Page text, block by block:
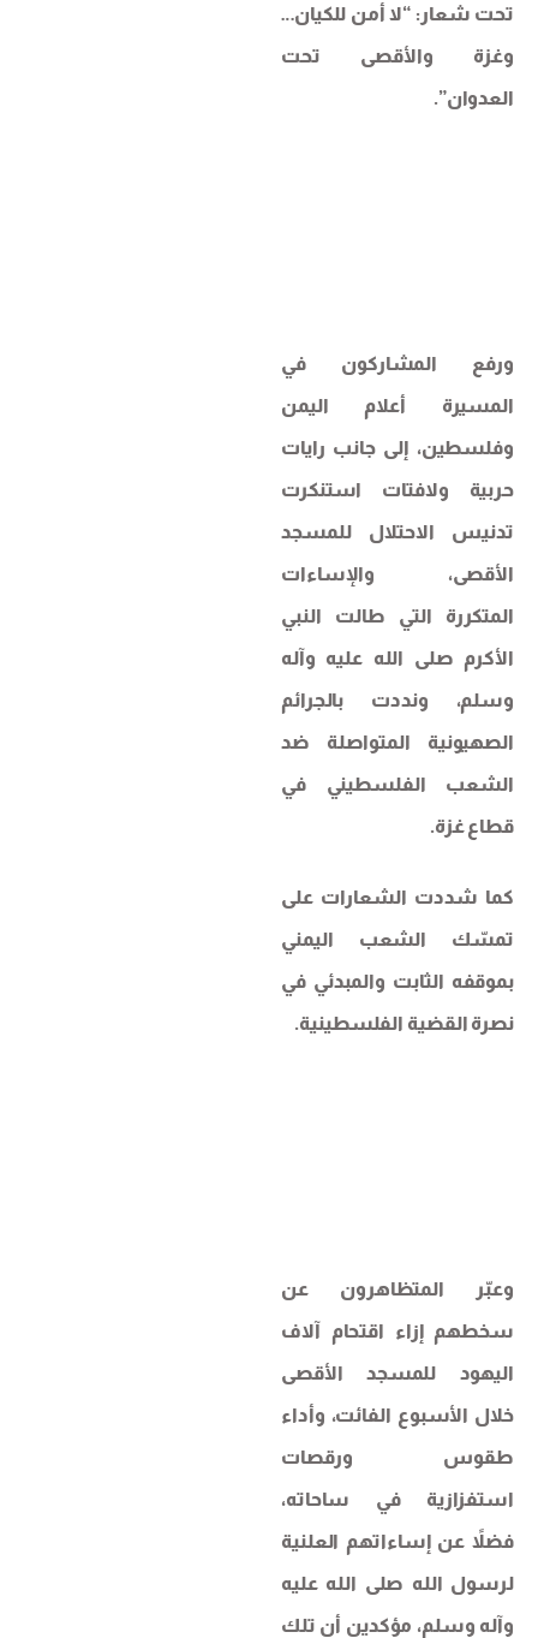
تحت شعار: “لا أمن للكيان…
وغزة والأقصى تحت
العدوان”.
ورفع المشاركون في
المسيرة أعلام اليمن
وفلسطين، إلى جانب رايات
حربية ولافتات استنكرت
تدنيس الاحتلال للمسجد
الأقصى، والإساءات
المتكررة التي طالت النبي
الأكرم صلى الله عليه وآله
وسلم، ونددت بالجرائم
الصهيونية المتواصلة ضد
الشعب الفلسطيني في
قطاع غزة.
كما شددت الشعارات على
تمسّك الشعب اليمني
بموقفه الثابت والمبدئي في
نصرة القضية الفلسطينية.
وعبّر المتظاهرون عن
سخطهم إزاء اقتحام آلاف
اليهود للمسجد الأقصى
خلال الأسبوع الفائت، وأداء
طقوس ورقصات
استفزازية في ساحاته،
فضلاً عن إساءاتهم العلنية
لرسول الله صلى الله عليه
وآله وسلم، مؤكدين أن تلك